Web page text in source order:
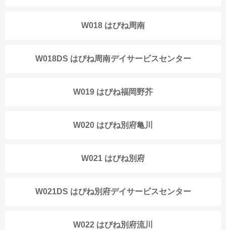
W018 はぴね周南
W018DS はぴね周南デイサービスセンター
W019 はぴね福岡野芥
W020 はぴね別府亀川
W021 はぴね別府
W021DS はぴね別府デイサービスセンター
W022 はぴね別府流川